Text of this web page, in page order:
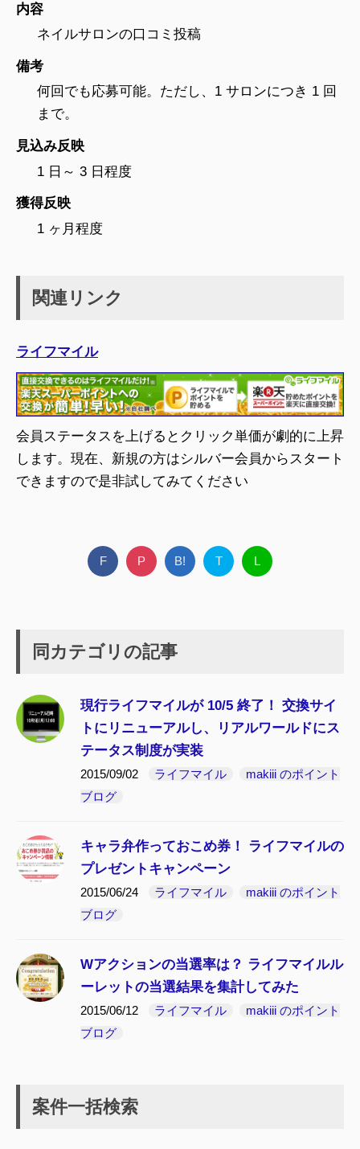
内容
ネイルサロンの口コミ投稿
備考
何回でも応募可能。ただし、1 サロンにつき 1 回
まで。
見込み反映
1 日～ 3 日程度
獲得反映
1 ヶ月程度
関連リンク
ライフマイル
会員ステータスを上げるとクリック単価が劇的に上昇
します。現在、新規の方はシルバー会員からスタート
できますので是非試してみてください
F P B! T L
同カテゴリの記事
現行ライフマイルが 10/5 終了！ 交換サイ
トにリニューアルし、リアルワールドにス
テータス制度が実装
2015/09/02 ライフマイル
makiii のポイント
ブログ
キャラ弁作っておこめ券！ ライフマイルの
プレゼントキャンペーン
2015/06/24 ライフマイル
makiii のポイント
ブログ
Wアクションの当選率は？ ライフマイルル
ーレットの当選結果を集計してみた
2015/06/12 ライフマイル
makiii のポイント
ブログ
案件一括検索